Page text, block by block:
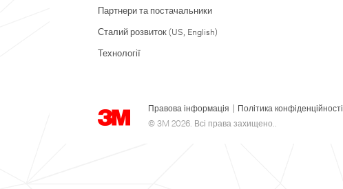
Партнери та постачальники
Сталий розвиток (US, English)
Технології
Правова інформація Політика конфіденційності
© 3M 2026. Всі права захищено..